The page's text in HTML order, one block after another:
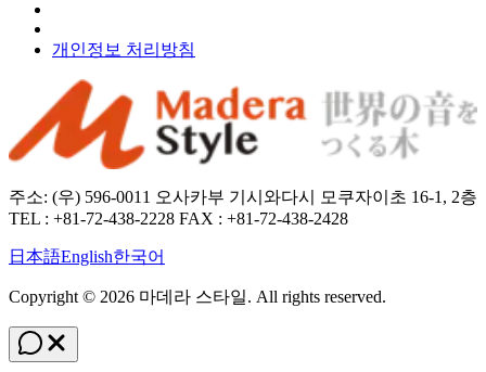
개인정보 처리방침
주소: (우) 596-0011 오사카부 기시와다시 모쿠자이초 16-1, 2층
TEL : +81-72-438-2228 FAX : +81-72-438-2428
日本語English한국어
Copyright © 2026 마데라 스타일. All rights reserved.